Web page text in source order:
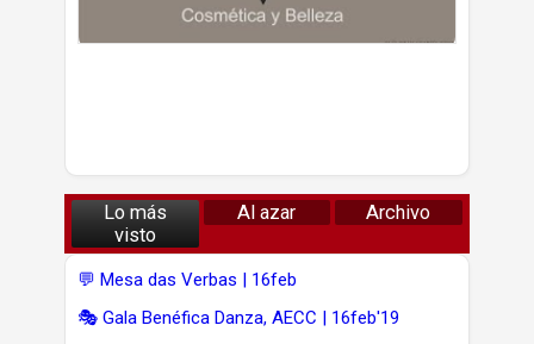
Lo más
visto
Al azar Archivo
💬 Mesa das Verbas | 16feb
🎭 Gala Benéfica Danza, AECC | 16feb'19